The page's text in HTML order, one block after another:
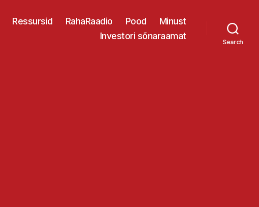
Ressursid RahaRaadio Pood
Minust
Investori sõnaraamat
Search